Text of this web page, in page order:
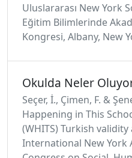
Uluslararası New York
Eğitim Bilimlerinde
Kongresi, Albany, New
Okulda Neler
Seçer, İ., Çimen, F. &
Happening in This
(WHITS) Turkish
International New York